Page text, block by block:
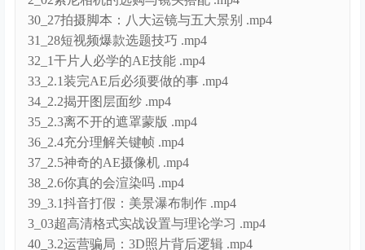
31_28短视频爆款选题技巧 .mp4
32_1干片人必学的AE技能 .mp4
33_2.1装完AE后必须要做的事 .mp4
34_2.2揭开图层面纱 .mp4
35_2.3离不开的遮罩蒙版 .mp4
36_2.4充分理解关键帧 .mp4
37_2.5神奇的AE摄像机 .mp4
38_2.6你真的会渲染吗 .mp4
39_3.1抖音打假：美景瀑布制作 .mp4
3_03超高清格式实战设置与理论学习 .mp4
40_3.2运营骗局：3D照片背后逻辑 .mp4
41_3.3移轴摄影：背后的深度图 .mp4